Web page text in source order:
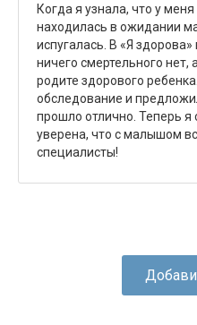
Когда я узнала, что у
находилась в ожидании
испугалась. В «Я
ничего смертельного нет,
родите здорового
обследование и
прошло отлично. Теперь я
уверена, что с малышом
специалисты!